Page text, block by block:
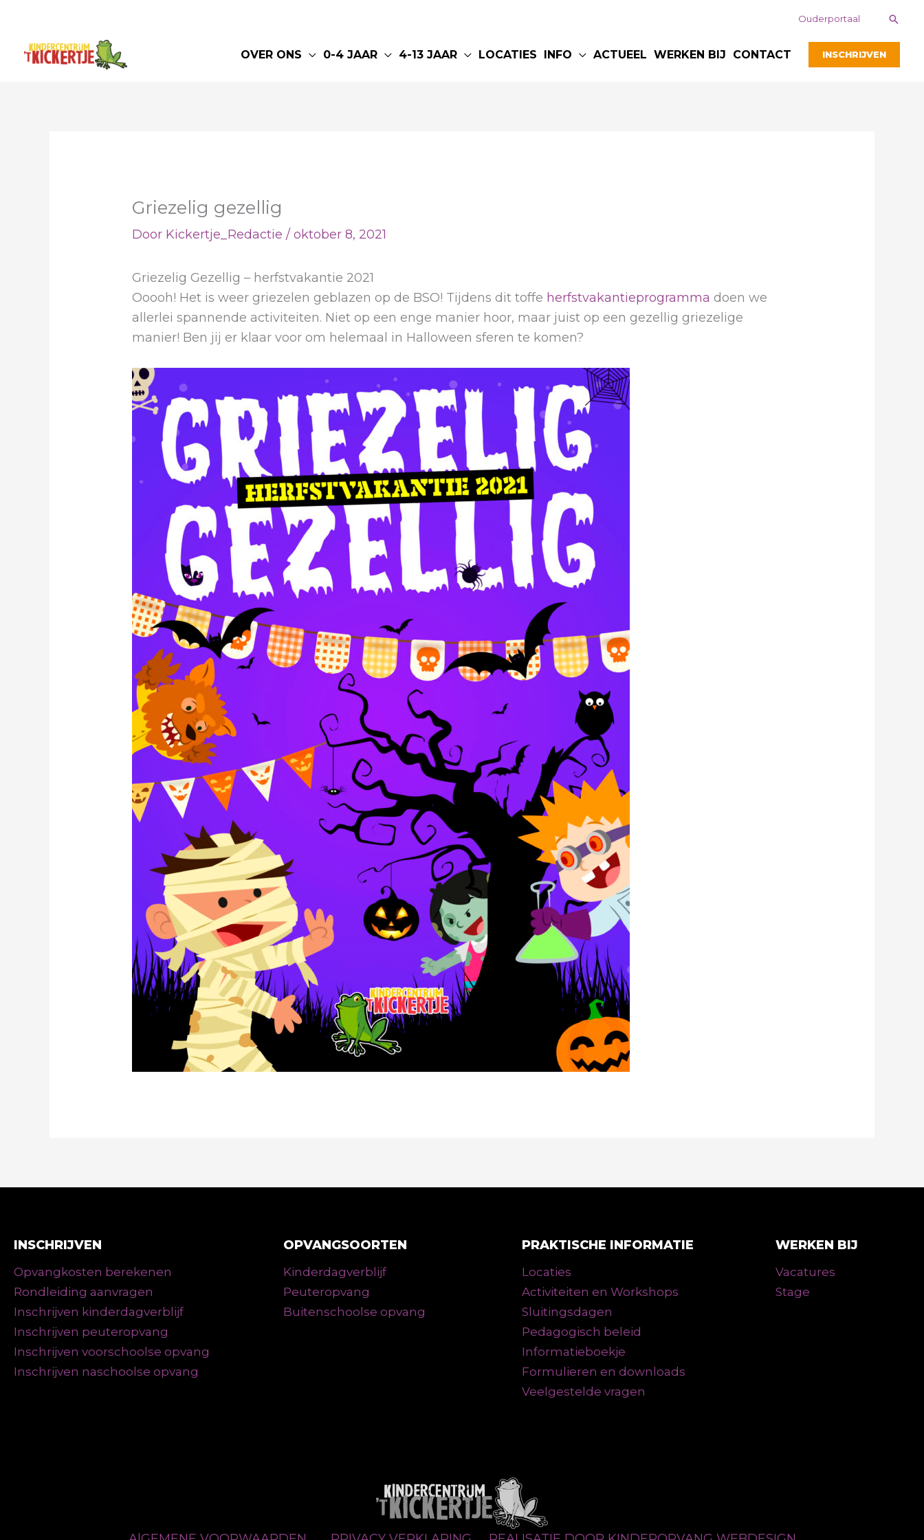
inhoud
Ouderportaal
OVER ONS 0-4 JAAR 4-13 JAAR LOCATIES INFO ACTUEEL WERKEN BIJ CONTACT INSCHRIJVEN
Griezelig gezellig
Door Kickertje_Redactie/oktober 8, 2021
Griezelig Gezellig – herfstvakantie 2021
Ooooh! Het is weer griezelen geblazen op de BSO! Tijdens dit toffe herfstvakantieprogramma doen we
allerlei spannende activiteiten. Niet op een enge manier hoor, maar juist op een gezellig griezelige
manier! Ben jij er klaar voor om helemaal in Halloween sferen te komen?
INSCHRIJVEN
Opvangkosten berekenen
Rondleiding aanvragen
Inschrijven kinderdagverblijf
Inschrijven peuteropvang
Inschrijven voorschoolse opvang
Inschrijven naschoolse opvang
OPVANGSOORTEN
Kinderdagverblijf
Peuteropvang
Buitenschoolse opvang
PRAKTISCHE INFORMATIE
Locaties
Activiteiten en Workshops
Sluitingsdagen
Pedagogisch beleid
Informatieboekje
Formulieren en downloads
Veelgestelde vragen
WERKEN BIJ
Vacatures
Stage